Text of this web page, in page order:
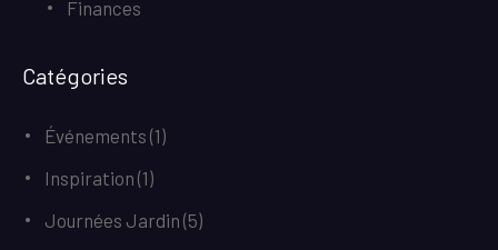
Finances
Catégories
Événements (1)
Inspiration (1)
Journées Jardin (5)